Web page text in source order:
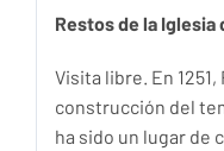
Restos de la Iglesia
Visita libre. En
construcción del
ha sido un lugar de